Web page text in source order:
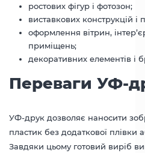
ростових фігур і фотозон;
виставкових конструкцій і
оформлення вітрин,
приміщень;
декоративних елементів і
Переваги УФ-
УФ-друк дозволяє наносити
пластик без додаткової плівки
Завдяки цьому готовий виріб